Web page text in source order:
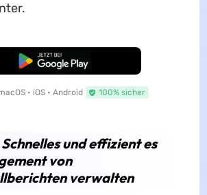
Kostenloser Download
• iOS • Android 100% sicher
Schnelles und effizient es
von
verwalten